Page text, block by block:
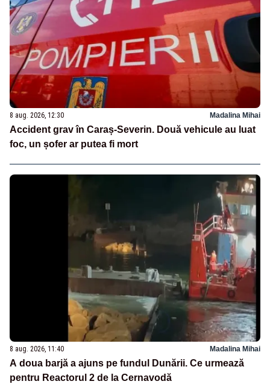
8 aug. 2026, 12:30 Madalina Mihai
Accident grav în Caraș-Severin. Două vehicule au luat
foc, un șofer ar putea fi mort
8 aug. 2026, 11:40 Madalina Mihai
A doua barjă a ajuns pe fundul Dunării. Ce urmează
pentru Reactorul 2 de la Cernavodă